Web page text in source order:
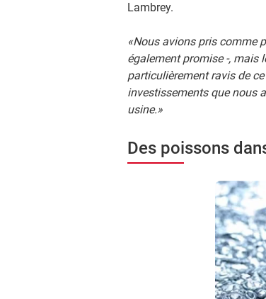
Lambrey.
«Nous avions pris comme
également promise -, mais
particulièrement ravis de
investissements que nous
usine.»
Des poissons